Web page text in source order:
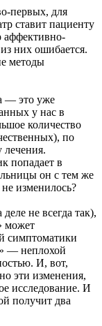
первых, для
ставит пациенту
аффективно-
них ошибается.
методы
— это уже
у нас в
количество
по
попадает в
он с тем же
изменилось?
не всегда так),
может
симптоматики
— неплохой
И, вот,
эти изменения,
исследование. И
получит два